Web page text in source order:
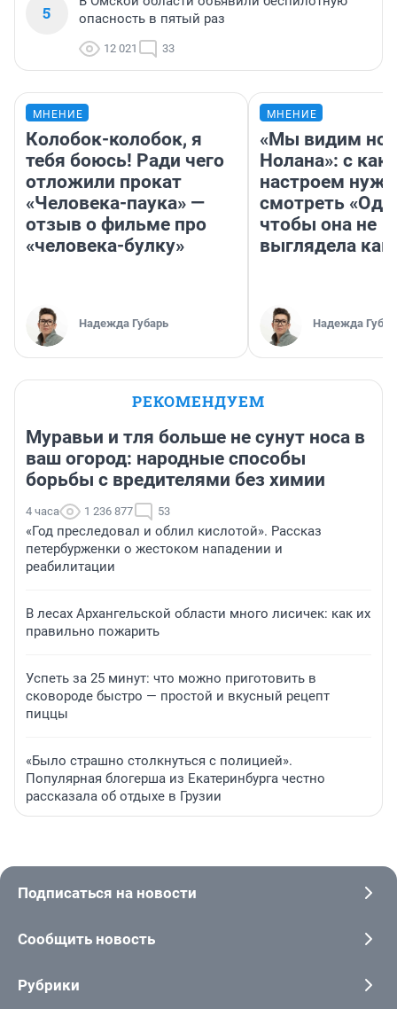
5
опасность в пятый раз
12 021 33
МНЕНИЕ
Колобок-колобок, я
тебя боюсь! Ради чего
отложили прокат
«Человека-паука» —
отзыв о фильме про
«человека-булку»
Надежда Губарь
МНЕНИЕ
«Мы видим
Нолана»: с
настроем
смотреть
чтобы она не
выглядела как
Надежда
РЕКОМЕНДУЕМ
Муравьи и тля больше не сунут носа в
ваш огород: народные способы
борьбы с вредителями без химии
4 часа 1 236 877 53
«Год преследовал и облил кислотой». Рассказ
петербурженки о жестоком нападении и
реабилитации
В лесах Архангельской области много лисичек: как их
правильно пожарить
Успеть за 25 минут: что можно приготовить в
сковороде быстро — простой и вкусный рецепт
пиццы
«Было страшно столкнуться с полицией».
Популярная блогерша из Екатеринбурга честно
рассказала об отдыхе в Грузии
Подписаться на новости
Сообщить новость
Рубрики